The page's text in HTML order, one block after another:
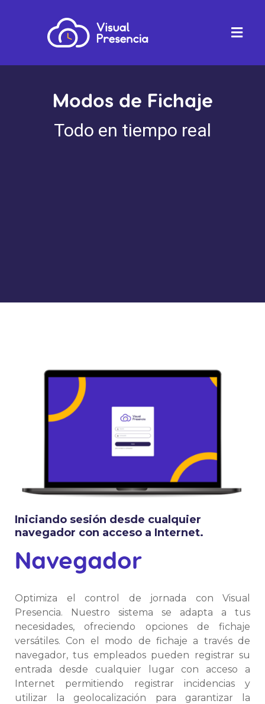
Modos de Fichaje
Todo en tiempo real
Iniciando sesión desde cualquier
navegador con acceso a Internet.
Navegador
Optimiza el control de jornada con Visual
Presencia. Nuestro sistema se adapta a tus
necesidades, ofreciendo opciones de fichaje
versátiles. Con el modo de fichaje a través de
navegador, tus empleados pueden registrar su
entrada desde cualquier lugar con acceso a
Internet permitiendo registrar incidencias y
utilizar la geolocalización para garantizar la